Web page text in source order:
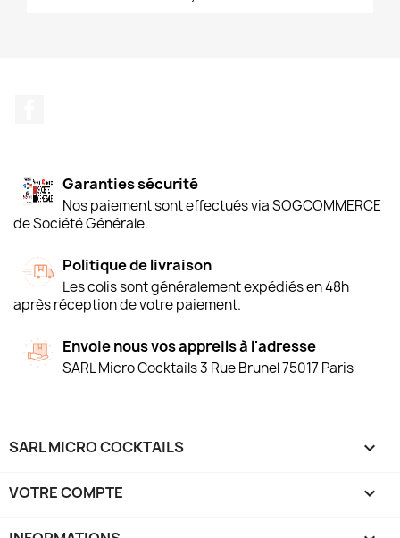
Garanties sécurité
Nos paiement sont effectués via SOGCOMMERCE
de Société Générale.
Politique de livraison
Les colis sont généralement expédiés en 48h
après réception de votre paiement.
Envoie nous vos appreils à l'adresse
SARL Micro Cocktails 3 Rue Brunel 75017 Paris
SARL MICRO COCKTAILS 
VOTRE COMPTE 